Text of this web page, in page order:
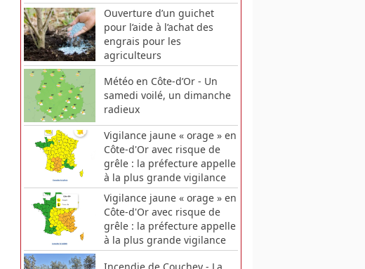
Ouverture d’un guichet
pour l’aide à l’achat des
engrais pour les
agriculteurs
Météo en Côte-d’Or - Un
samedi voilé, un dimanche
radieux
Vigilance jaune « orage » en
Côte-d'Or avec risque de
grêle : la préfecture appelle
à la plus grande vigilance
Vigilance jaune « orage » en
Côte-d'Or avec risque de
grêle : la préfecture appelle
à la plus grande vigilance
Incendie de Couchey - La